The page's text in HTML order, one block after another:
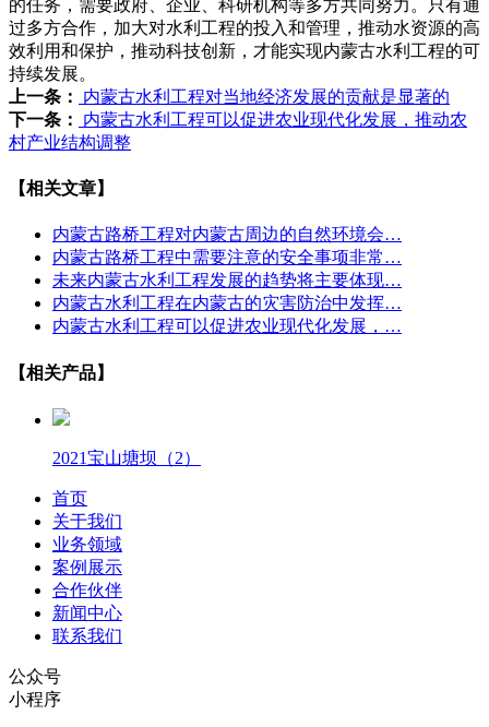
的任务，需要政府、企业、科研机构等多方共同努力。只有通
过多方合作，加大对水利工程的投入和管理，推动水资源的高
效利用和保护，推动科技创新，才能实现内蒙古水利工程的可
持续发展。
上一条：
内蒙古水利工程对当地经济发展的贡献是显著的
下一条：
内蒙古水利工程可以促进农业现代化发展，推动农
村产业结构调整
【相关文章】
内蒙古路桥工程对内蒙古周边的自然环境会…
内蒙古路桥工程中需要注意的安全事项非常…
未来内蒙古水利工程发展的趋势将主要体现…
内蒙古水利工程在内蒙古的灾害防治中发挥…
内蒙古水利工程可以促进农业现代化发展，…
【相关产品】
2021宝山塘坝（2）
首页
关于我们
业务领域
案例展示
合作伙伴
新闻中心
联系我们
公众号
小程序